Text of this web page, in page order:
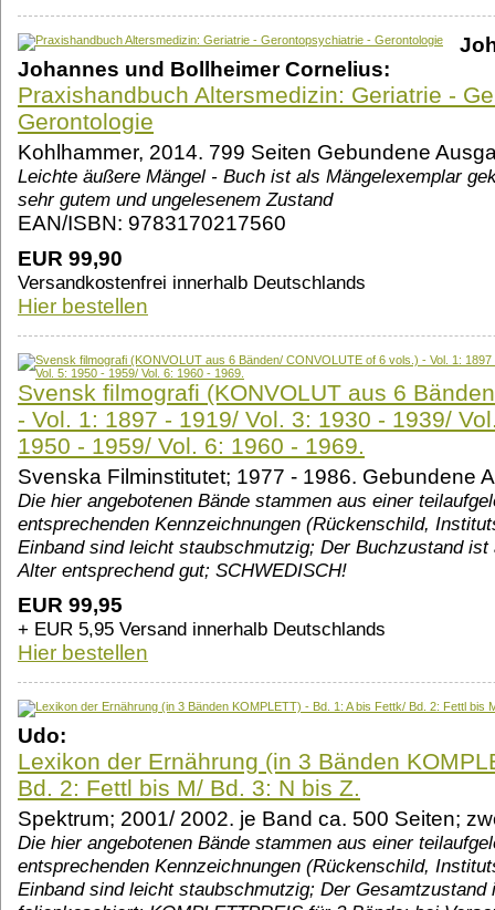
Johannes und Bollheimer Cornelius:
Praxishandbuch Altersmedizin: Geriatrie -
Gerontologie
Kohlhammer, 2014. 799 Seiten Gebundene
Leichte äußere Mängel - Buch ist als Mängelexemplar
sehr gutem und ungelesenem Zustand
EAN/ISBN: 9783170217560
EUR 99,90
Versandkostenfrei innerhalb Deutschlands
Hier bestellen
Svensk filmografi (KONVOLUT aus 6
- Vol. 1: 1897 - 1919/ Vol. 3: 1930 - 1939/
1950 - 1959/ Vol. 6: 1960 - 1969.
Svenska Filminstitutet; 1977 - 1986. Gebundene
Die hier angebotenen Bände stammen aus einer
entsprechenden Kennzeichnungen (Rückenschild,
Einband sind leicht staubschmutzig; Der Buchzustand
Alter entsprechend gut; SCHWEDISCH!
EUR 99,95
+ EUR 5,95 Versand innerhalb Deutschlands
Hier bestellen
Udo:
Lexikon der Ernährung (in 3 Bänden
Bd. 2: Fettl bis M/ Bd. 3: N bis Z.
Spektrum; 2001/ 2002. je Band ca. 500 Seiten;
Die hier angebotenen Bände stammen aus einer
entsprechenden Kennzeichnungen (Rückenschild,
Einband sind leicht staubschmutzig; Der